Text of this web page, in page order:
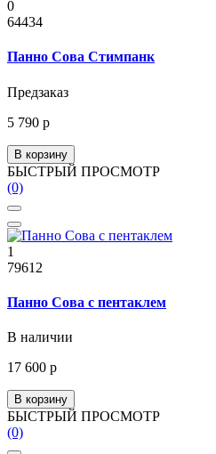
0
64434
Панно Сова Стимпанк
Предзаказ
5 790 р
В корзину
БЫСТРЫЙ ПРОСМОТР
(0)
1
79612
Панно Сова с пентаклем
В наличии
17 600 р
В корзину
БЫСТРЫЙ ПРОСМОТР
(0)